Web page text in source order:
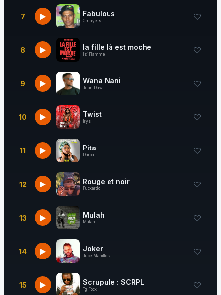
7 Fabulous
Cmaye's
8 la fille là est moche
Izi Flamme
9 Wana Nani
Jean Dawi
10 Twist
Irys
11 Pita
Darba
12 Rouge et noir
Fuckardo
13 Mulah
Mulah
14 Joker
Juce Mahillos
15 Scrupule : SCRPL
Tg Fock